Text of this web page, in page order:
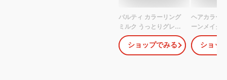
パルティ カラーリング
ミルク うっとりグレー
ジュ 1セット 【パルテ
ィ】 カラーリング
ショップでみる
ヘアカラー
ーンメイク
グレーアッ
1)
ショッ